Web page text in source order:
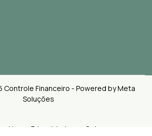
Financeiro - Powered by Meta
Soluções
e Privacidades Sobre nos